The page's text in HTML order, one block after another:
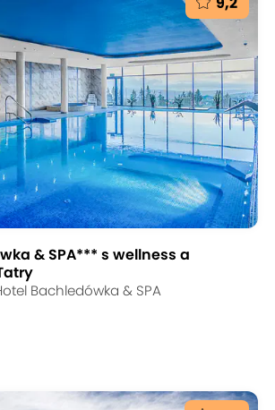
& SPA*** s wellness a
Bachledówka & SPA